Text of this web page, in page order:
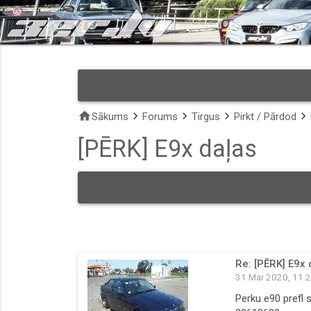
homeSākums keyboard_arrow_right Forums keyboard_arrow_right Tirgus keyboard_arrow_right Pirkt / Pārdod keyboard_arrow_right
[PĒRK] E9x daļas
Re: [PĒRK] E9x
31 Mar 2020,
Perku e90 prefl